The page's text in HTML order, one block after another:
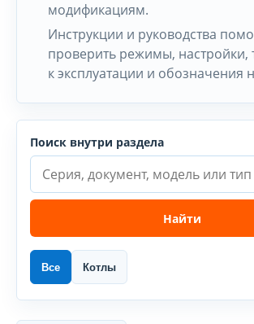
модификациям.
Инструкции и руководства
проверить режимы, настройки,
к эксплуатации и обозначения
Поиск внутри раздела
Найти
Все Котлы